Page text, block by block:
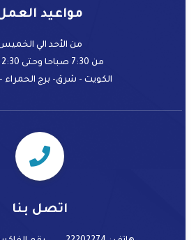
مواعيد
من الأحد الي
من 7:30 صباحا وحتى 2:30 عصرا
الكويت - شرق- برج الحمراء -
اتصل بنا